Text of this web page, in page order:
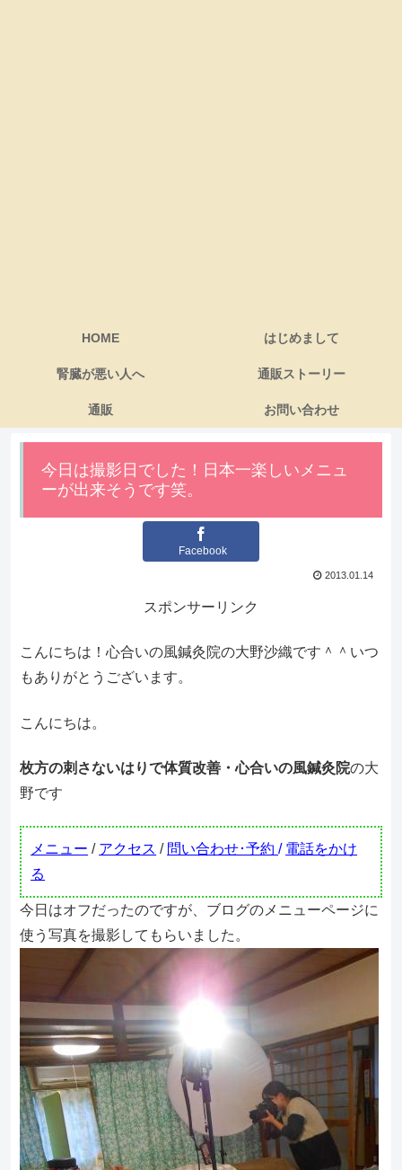
HOME はじめまして
腎臓が悪い人へ 通販ストーリー
通販 お問い合わせ
今日は撮影日でした！日本一楽しいメニュ
ーが出来そうです笑。
Facebook
2013.01.14
スポンサーリンク
こんにちは！心合いの風鍼灸院の大野沙織です＾＾いつ
もありがとうございます。
こんにちは。
枚方の刺さないはりで体質改善・心合いの風鍼灸院の大
野です
メニュー / アクセス / 問い合わせ･予約/ 電話をかけ
る
今日はオフだったのですが、ブログのメニューページに
使う写真を撮影してもらいました。